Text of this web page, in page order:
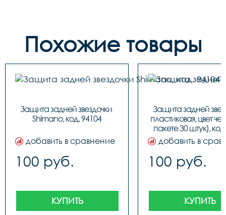
Похожие товары
Защита задней звездочки
Shimano, код. 94104
добавить в сравнение
100 руб.
КУПИТЬ
Защита задней
пластиковая, цвет
пакете 30 штук),
добавить в
100 руб.
КУПИТЬ